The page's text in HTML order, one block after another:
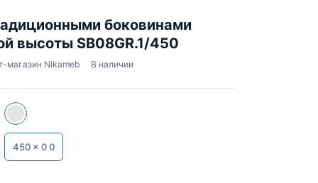
боковинами
высоты SB08GR.1/450
магазин Nikameb В наличии
450 x 00